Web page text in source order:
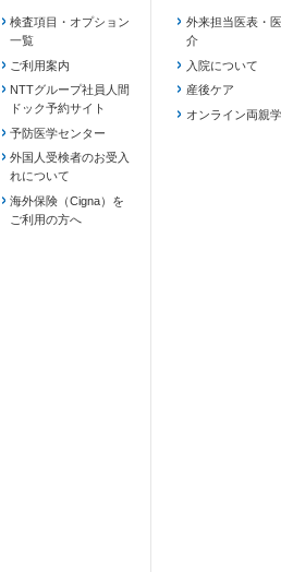
検査項目・オプション
一覧
ご利用案内
NTTグループ社員人間
ドック予約サイト
予防医学センター
外国人受検者のお受入
れについて
海外保険（Cigna）を
ご利用の方へ
外来担当医表・
介
入院について
産後ケア
オンライン両親